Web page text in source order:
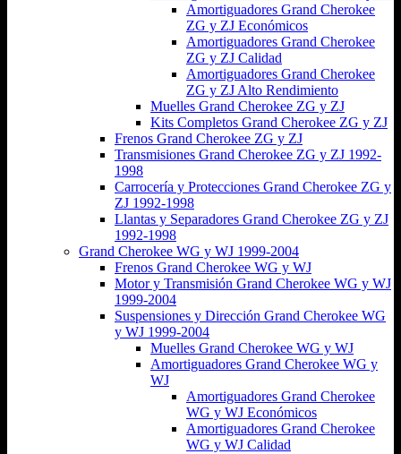
Amortiguadores Grand Cherokee
ZG y ZJ Económicos
Amortiguadores Grand Cherokee
ZG y ZJ Calidad
Amortiguadores Grand Cherokee
ZG y ZJ Alto Rendimiento
Muelles Grand Cherokee ZG y ZJ
Kits Completos Grand Cherokee ZG y ZJ
Frenos Grand Cherokee ZG y ZJ
Transmisiones Grand Cherokee ZG y ZJ 1992-
1998
Carrocería y Protecciones Grand Cherokee ZG y
ZJ 1992-1998
Llantas y Separadores Grand Cherokee ZG y ZJ
1992-1998
Grand Cherokee WG y WJ 1999-2004
Frenos Grand Cherokee WG y WJ
Motor y Transmisión Grand Cherokee WG y WJ
1999-2004
Suspensiones y Dirección Grand Cherokee WG
y WJ 1999-2004
Muelles Grand Cherokee WG y WJ
Amortiguadores Grand Cherokee WG y
WJ
Amortiguadores Grand Cherokee
WG y WJ Económicos
Amortiguadores Grand Cherokee
WG y WJ Calidad